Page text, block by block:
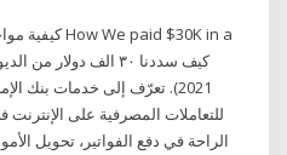
2021). تعرّف إلى خدمات بنك
للتعاملات المصرفية على
الراحة في دفع الفواتير، تحويل